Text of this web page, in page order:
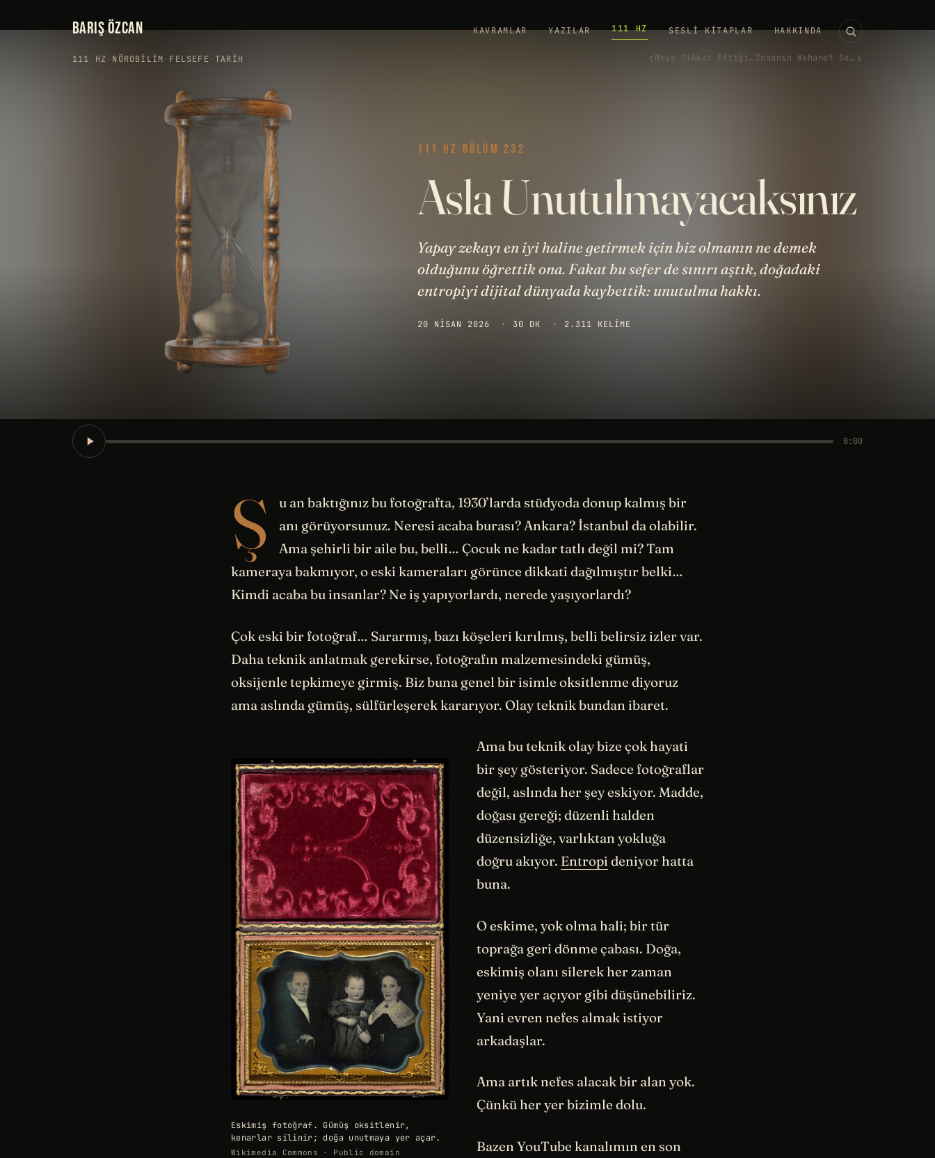
BARIŞ ÖZCAN KAVRAMLAR YAZILAR 111 HZ SESLI KITAPLAR HAKKINDA
111 HZ › NÖROBILIM · FELSEFE ·TARIH ‹ Neye Dikkat Ettiğine Dikkat Et İnsanın Kehanet Sevdası ›
111 HZ · BÖLÜM 232
Asla Unutulmayacaksınız
Yapay zekayı en iyi haline getirmek için biz olmanın ne demek
olduğunu öğrettik ona. Fakat bu sefer de sınırı aştık, doğadaki
entropiyi dijital dünyada kaybettik: unutulma hakkı.
20 NISAN 2026 · 30 DK · 2.311 KELIME
0:00
Ş
u an baktığınız bu fotoğrafta, 1930’larda stüdyoda donup kalmış bir
anı görüyorsunuz. Neresi acaba burası? Ankara? İstanbul da olabilir.
Ama şehirli bir aile bu, belli… Çocuk ne kadar tatlı değil mi? Tam
kameraya bakmıyor, o eski kameraları görünce dikkati dağılmıştır belki…
Kimdi acaba bu insanlar? Ne iş yapıyorlardı, nerede yaşıyorlardı?
Çok eski bir fotoğraf… Sararmış, bazı köşeleri kırılmış, belli belirsiz izler var.
Daha teknik anlatmak gerekirse, fotoğrafın malzemesindeki gümüş,
oksijenle tepkimeye girmiş. Biz buna genel bir isimle oksitlenme diyoruz
ama aslında gümüş, sülfürleşerek kararıyor. Olay teknik bundan ibaret.
Eskimiş fotoğraf. Gümüş oksitlenir,
kenarlar silinir; doğa unutmaya yer açar.
Wikimedia Commons · Public domain
Ama bu teknik olay bize çok hayati
bir şey gösteriyor. Sadece fotoğraflar
değil, aslında her şey eskiyor. Madde,
doğası gereği; düzenli halden
düzensizliğe, varlıktan yokluğa
doğru akıyor. Entropi deniyor hatta
buna.
O eskime, yok olma hali; bir tür
toprağa geri dönme çabası. Doğa,
eskimiş olanı silerek her zaman
yeniye yer açıyor gibi düşünebiliriz.
Yani evren nefes almak istiyor
arkadaşlar.
Ama artık nefes alacak bir alan yok.
Çünkü her yer bizimle dolu.
Bazen YouTube kanalımın en son